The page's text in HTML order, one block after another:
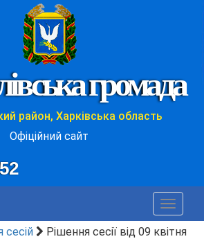
громада
район, Харківська область
Офіційний сайт
Toggle
сесій
Рішення сесії від 09 квітня